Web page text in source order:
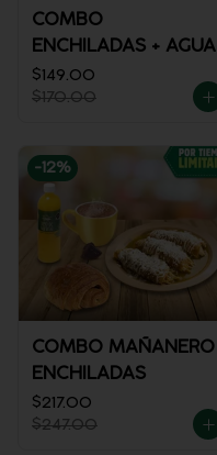
COMBO
ENCHILADAS + AGUA
$149.00
$170.00
-12%
COMBO MAÑANERO
ENCHILADAS
$217.00
$247.00